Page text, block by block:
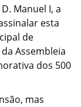
Manuel I, a
esta
de
Assembleia
dos 500
mas